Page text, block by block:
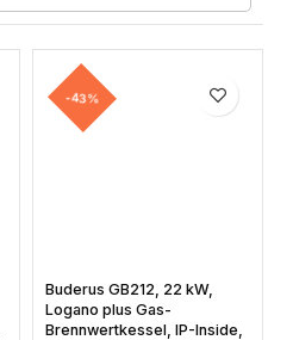
-43%
Buderus GB212, 22 kW,
Logano plus Gas-
Brennwertkessel, IP-Inside,